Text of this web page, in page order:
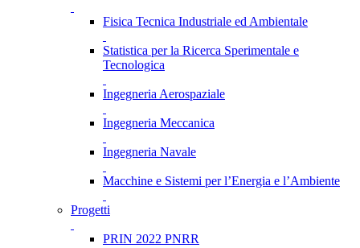
Fisica Tecnica Industriale ed Ambientale
Statistica per la Ricerca Sperimentale e
Tecnologica
Ingegneria Aerospaziale
Ingegneria Meccanica
Ingegneria Navale
Macchine e Sistemi per l’Energia e l’Ambiente
Progetti
PRIN 2022 PNRR